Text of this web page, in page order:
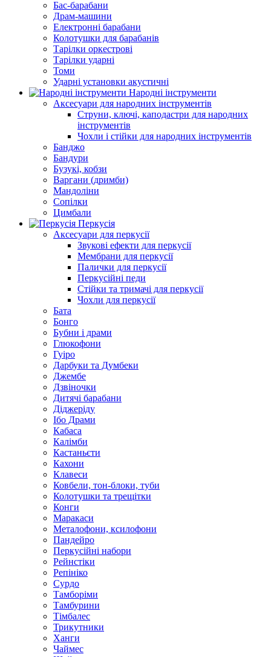
Бас-барабани
Драм-машини
Електронні барабани
Колотушки для барабанів
Тарілки оркестрові
Тарілки ударні
Томи
Ударні установки акустичні
Народні інструменти
Аксесуари для народних інструментів
Струни, ключі, каподастри для народних
інструментів
Чохли і стійки для народних інструментів
Банджо
Бандури
Бузукі, кобзи
Варгани (дримби)
Мандоліни
Сопілки
Цимбали
Перкусія
Аксесуари для перкусії
Звукові ефекти для перкусії
Мембрани для перкусії
Палички для перкусії
Перкусійні педи
Стійки та тримачі для перкусії
Чохли для перкусії
Бата
Бонго
Бубни і драми
Глюкофони
Гуіро
Дарбуки та Думбеки
Джембе
Дзвіночки
Дитячі барабани
Діджеріду
Ібо Драми
Кабаса
Калімби
Кастаньєти
Кахони
Клавеси
Ковбели, тон-блоки, туби
Колотушки та трещітки
Конги
Маракаси
Металофони, ксилофони
Пандейро
Перкусійні набори
Рейнстіки
Репініко
Сурдо
Тамборіми
Тамбурини
Тімбалес
Трикутники
Ханги
Чаймес